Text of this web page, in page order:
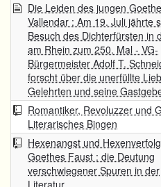
Die Leiden des jungen
Vallendar : Am 19. Juli jährte
Besuch des Dichterfürsten in
am Rhein zum 250. Mal - VG-
Bürgermeister Adolf T.
forscht über die unerfüllte
Gelehrten und seine
Romantiker, Revoluzzer und
Literarisches Bingen
Hexenangst und
Goethes Faust : die Deutung
verschwiegener Spuren in der